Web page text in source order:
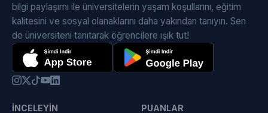
bilgi paylaşımı ile üniversitelerin yaşam koşullarını, eğitim
kalitesini ve sosyal olanaklarını daha yakından tanıyın. Sen
de üniversiteni tanıtarak öğrencilere ışık tut!
İNCELEYIN PUANLAR